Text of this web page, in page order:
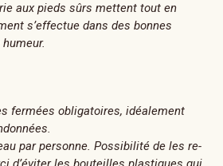
aux pieds sûrs mettent tout en
s’effectue dans des bonnes
fermées obligatoires, idéalement
par personne. Possibilité de les re-